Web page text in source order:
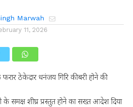
Marwah
11, 2026
ठेकेदार धनंजय गिरि की बरी होने की
के समक्ष शीघ्र प्रस्तुत होने का सख्त आदेश दिया